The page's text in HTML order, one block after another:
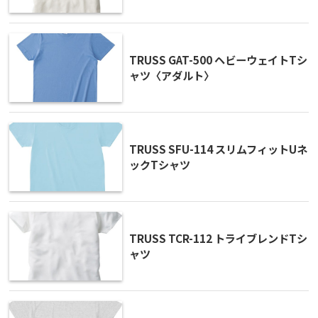
TRUSS GAT-500 ヘビーウェイトTシ
ャツ〈アダルト〉
TRUSS SFU-114 スリムフィットUネ
ックTシャツ
TRUSS TCR-112 トライブレンドTシ
ャツ